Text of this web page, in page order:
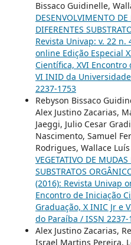
Bissaco Guidinelle,
DESENVOLVIMENTO
DIFERENTES
Revista Univap: v. 22 n.
online Edição Especial
Científica, XVI Encontro
VI INID da
2237-1753
Rebyson Bissaco
Alex Justino Zacarias,
Jaeggi, Julio Cesar
Nascimento, Samuel
Rodrigues, Wallace
VEGETATIVO DE
SUBSTRATOS
(2016): Revista Univap
Encontro de Iniciação
Graduação, X INIC Jr e
do Paraíba / ISSN 2237-
Alex Justino Zacarias,
Israel Martins Pereira,